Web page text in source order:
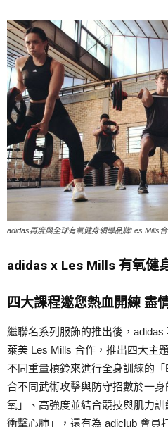
adidas再度與全球有氧健身領導品牌Les Mills
adidas x Les Mills 有氧健
四大課程邀您熱血開練 盡
繼聯名系列服飾的推出後，
萊美 Les Mills 合作，推出四大主
不同重量槓鈴來進行全身訓練的
合不同武術攻擊與防守招數於一
氧」、高強度並結合競技與肌力
衝擊心肺」，還有為 adiclub 會員